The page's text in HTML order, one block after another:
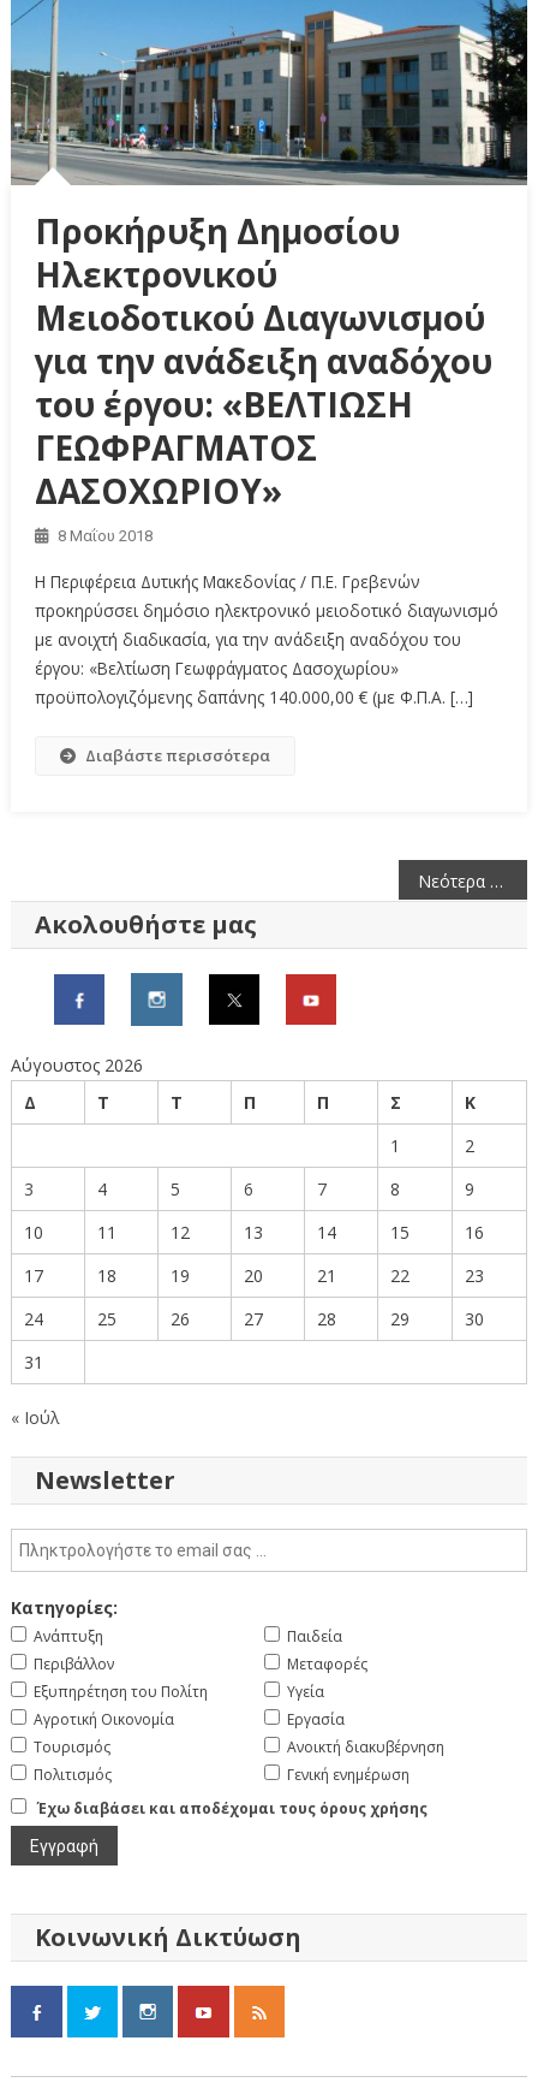
Προκήρυξη Δημοσίου
Ηλεκτρονικού
Μειοδοτικού Διαγωνισμού
για την ανάδειξη αναδόχου
του έργου: «ΒΕΛΤΙΩΣΗ
ΓΕΩΦΡΑΓΜΑΤΟΣ
ΔΑΣΟΧΩΡΙΟΥ»
8 Μαΐου 2018
Η Περιφέρεια Δυτικής Μακεδονίας / Π.Ε. Γρεβενών
προκηρύσσει δημόσιο ηλεκτρονικό μειοδοτικό διαγωνισμό
με ανοιχτή διαδικασία, για την ανάδειξη αναδόχου του
έργου: «Βελτίωση Γεωφράγματος Δασοχωρίου»
προϋπολογιζόμενης δαπάνης 140.000,00 € (με Φ.Π.Α. […]
Διαβάστε περισσότερα
άρθρων
Νεότερα άρθρα
Ακολουθήστε μας
Αύγουστος 2026
Δ
Τ Τ Π Π Σ
Κ
1
2
3
4 5 6 7 8
9
10
11 12 13 14 15
16
17
18 19 20 21 22
23
24
25 26 27 28 29
30
31
« Ιούλ
Newsletter
Κατηγορίες:
Ανάπτυξη
Περιβάλλον
Εξυπηρέτηση του Πολίτη
Αγροτική Οικονομία
Τουρισμός
Πολιτισμός
Παιδεία
Μεταφορές
Υγεία
Εργασία
Ανοικτή διακυβέρνηση
Γενική ενημέρωση
Έχω διαβάσει και αποδέχομαι τους όρους χρήσης
Κοινωνική Δικτύωση